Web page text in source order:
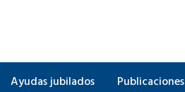
Ayudas jubilados Publicaciones